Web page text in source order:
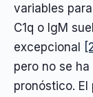
variables
C1q o IgM
excepcional
pero no se
pronóstico.